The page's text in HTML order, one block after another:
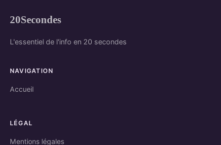
20Secondes
L'essentiel de l'info en 20 secondes
NAVIGATION
Accueil
LÉGAL
Mentions légales